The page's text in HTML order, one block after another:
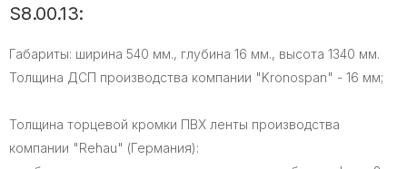
S8.00.13:
Габариты: ширина 540 мм., глубина 16 мм., высота 1340 мм.
Толщина ДСП производства компании "Kronospan" - 16 мм;
Толщина торцевой кромки ПВХ ленты производства
компании "Rehau" (Германия):